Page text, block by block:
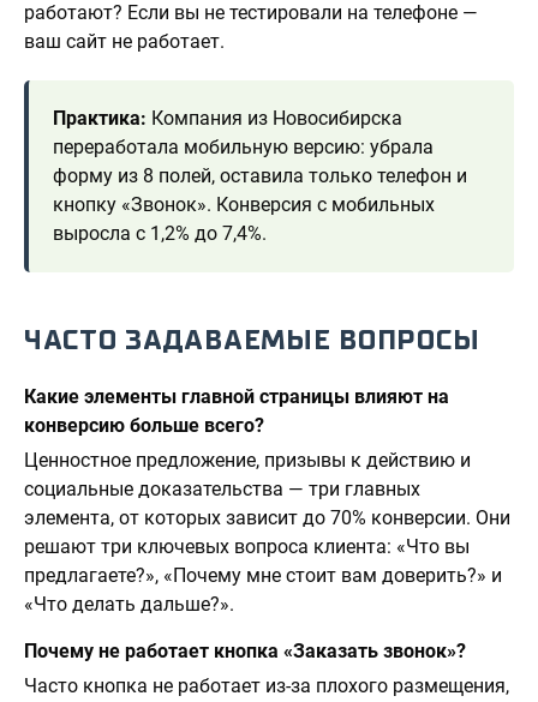
работают? Если вы не тестировали на телефоне —
ваш сайт не работает.
Практика: Компания из Новосибирска
переработала мобильную версию: убрала
форму из 8 полей, оставила только телефон и
кнопку «Звонок». Конверсия с мобильных
выросла с 1,2% до 7,4%.
ЧАСТО ЗАДАВАЕМЫЕ ВОПРОСЫ
Какие элементы главной страницы влияют на
конверсию больше всего?
Ценностное предложение, призывы к действию и
социальные доказательства — три главных
элемента, от которых зависит до 70% конверсии. Они
решают три ключевых вопроса клиента: «Что вы
предлагаете?», «Почему мне стоит вам доверить?» и
«Что делать дальше?».
Почему не работает кнопка «Заказать звонок»?
Часто кнопка не работает из-за плохого размещения,